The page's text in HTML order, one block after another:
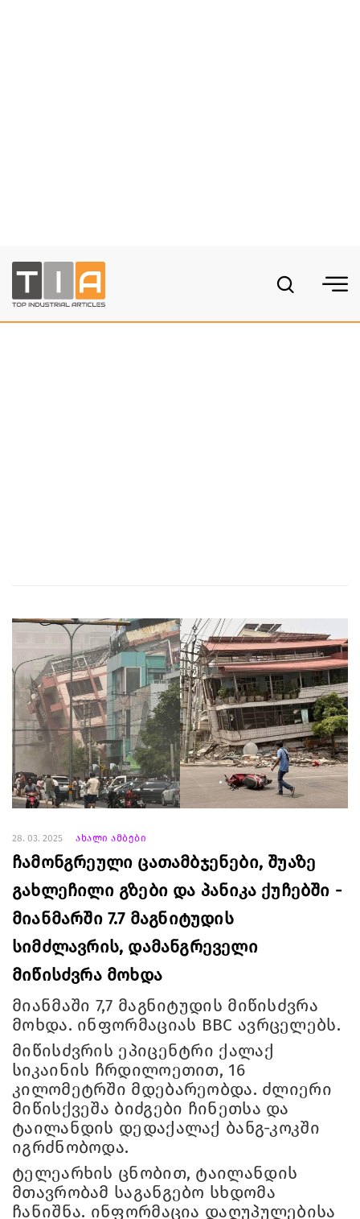
28. 03. 2025 ახალი ამბები
ჩამონგრეული ცათამბჯენები, შუაზე
გახლეჩილი გზები და პანიკა ქუჩებში -
მიანმარში 7.7 მაგნიტუდის
სიმძლავრის, დამანგრეველი
მიწისძვრა მოხდა
მიანმაში 7,7 მაგნიტუდის მიწისძვრა
მოხდა. ინფორმაციას BBC ავრცელებს.
მიწისძვრის ეპიცენტრი ქალაქ
სიკაინის ჩრდილოეთით, 16
კილომეტრში მდებარეობდა. ძლიერი
მიწისქვეშა ბიძგები ჩინეთსა და
ტაილანდის დედაქალაქ ბანგ-კოკში
იგრძნობოდა.
ტელეარხის ცნობით, ტაილანდის
მთავრობამ საგანგებო სხდომა
ჩანიშნა. ინფორმაცია დაღუპულებისა